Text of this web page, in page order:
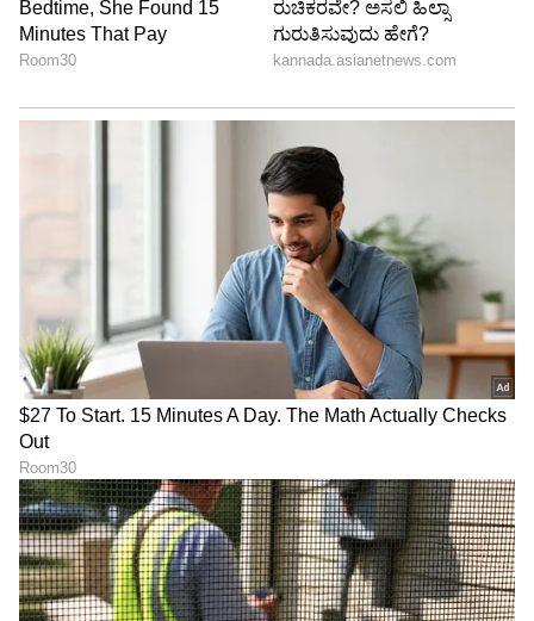
6
Image Credit : Asianet News
ಮೀನ ರಾಶಿ
ವೃಷಭ, ಕನ್ಯಾ, ಧನು ಮತ್ತು ಮಕರ ರಾಶಿಯವರ ಜೊತೆಗೆ,
ಮೀನ ರಾಶಿಯವರ ಮೇಲೂ ಕಾಲ ಸರ್ಪ ಯೋಗದ ಅಶುಭ
ಪರಿಣಾಮಗಳು ಬೀರುತ್ತವೆ. ಆತುರದ ನಿರ್ಧಾರಗಳನ್ನು
ತೆಗೆದುಕೊಳ್ಳುವುದು ನಿಮ್ಮನ್ನು ತೊಂದರೆಗೆ ಸಿಲುಕಿಸಬಹುದು.
ನಿಮ್ಮ ಆರೋಗ್ಯದಲ್ಲಿ ಗಮನಾರ್ಹ ಕುಸಿತವನ್ನು ಸಹ ನೀವು